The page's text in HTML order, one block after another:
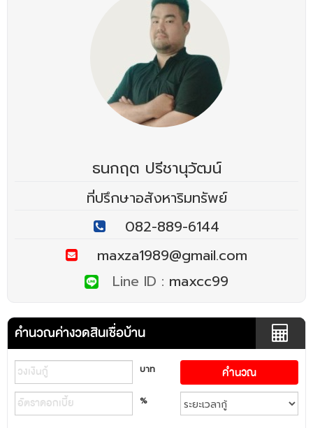
ธนกฤต ปรีชานุวัฒน์
ที่ปรึกษาอสังหาริมทรัพย์
082-889-6144
maxza1989@gmail.com
Line ID : maxcc99
คำนวณค่างวดสินเชื่อบ้าน
บาท
%